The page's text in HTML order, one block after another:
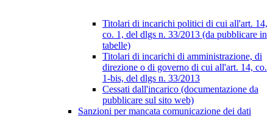
Titolari di incarichi politici di cui all'art. 14,
co. 1, del dlgs n. 33/2013 (da pubblicare in
tabelle)
Titolari di incarichi di amministrazione, di
direzione o di governo di cui all'art. 14, co.
1-bis, del dlgs n. 33/2013
Cessati dall'incarico (documentazione da
pubblicare sul sito web)
Sanzioni per mancata comunicazione dei dati